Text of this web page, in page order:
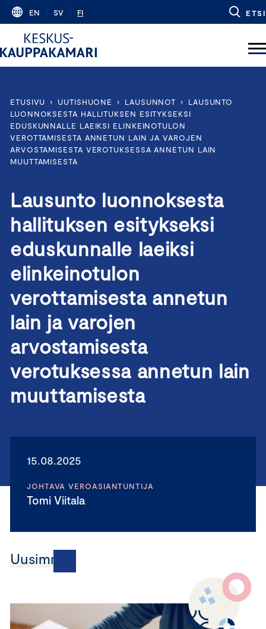
Skip
content
EN SV FI ETSI
ETUSIVU › UUTISHUONE › LAUSUNNOT ›
LAUSUNTO
LUONNOKSESTA HALLITUKSEN ESITYKSEKSI
EDUSKUNNALLE LAEIKSI ELINKEINOTULON
VEROTTAMISESTA ANNETUN LAIN JA VAROJEN
ARVOSTAMISESTA VEROTUKSESSA ANNETUN LAIN
MUUTTAMISESTA
Lausunto luonnoksesta
hallituksen esitykseksi
eduskunnalle laeiksi
elinkeinotulon
verottamisesta annetun
lain ja varojen
arvostamisesta
verotuksessa annetun lain
muuttamisesta
15.08.2025
JOHTAVA VEROASIANTUNTIJA
Tomi Viitala
Uusimmat